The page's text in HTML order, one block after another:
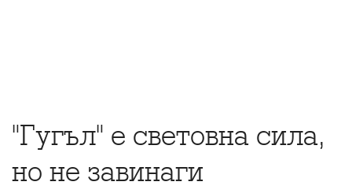
"Гугъл" е световна сила,
но не завинаги